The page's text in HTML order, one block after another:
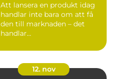
Att lansera en produkt idag
handlar inte bara om att få
den till marknaden – det
handlar...
12. nov